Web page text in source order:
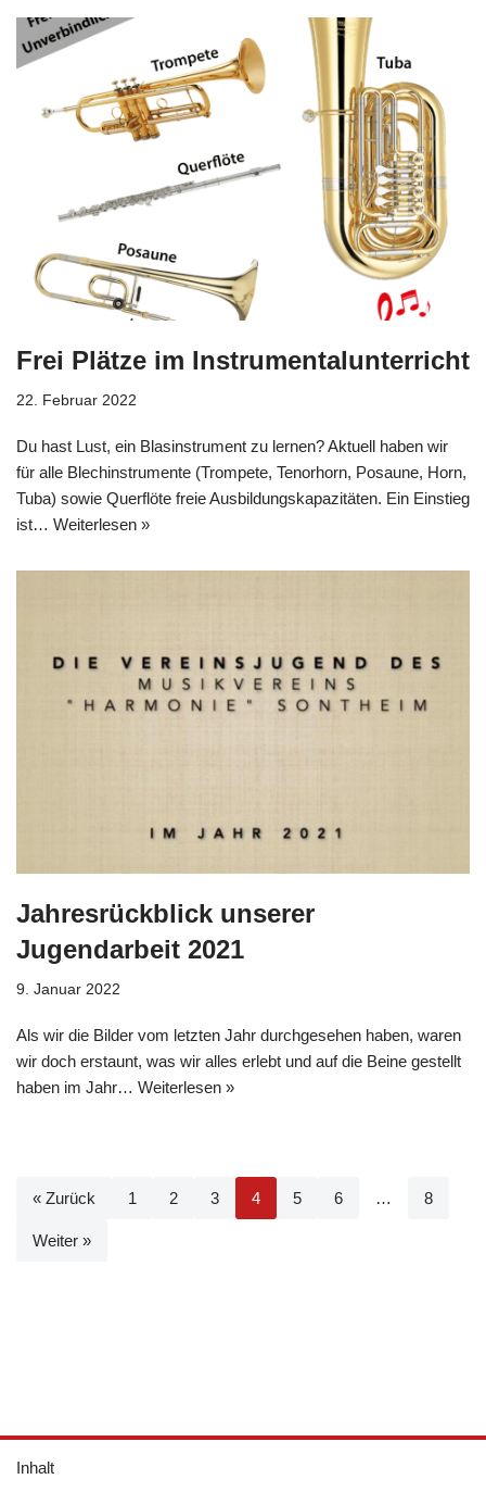
Frei Plätze im Instrumentalunterricht
22. Februar 2022
Du hast Lust, ein Blasinstrument zu lernen? Aktuell haben wir
für alle Blechinstrumente (Trompete, Tenorhorn, Posaune, Horn,
Tuba) sowie Querflöte freie Ausbildungskapazitäten. Ein Einstieg
ist… Weiterlesen »
Jahresrückblick unserer
Jugendarbeit 2021
9. Januar 2022
Als wir die Bilder vom letzten Jahr durchgesehen haben, waren
wir doch erstaunt, was wir alles erlebt und auf die Beine gestellt
haben im Jahr… Weiterlesen »
« Zurück 1 2 3 4 5 6 … 8
Weiter »
Inhalt